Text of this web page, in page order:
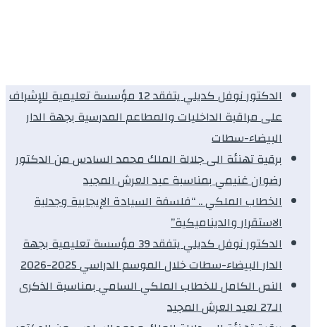
الدكتور نوفل كديلي يتفقد 12 مؤسسة تعليمية للإشراف
على مراقبة الداخليات والمطاعم المدرسية بجهة الدار
البيضاء-سطات
برقية تهنئة الى جلالة الملك محمد السادس من الدكتور
رضوان غنيمي بمناسبة عيد العرش المجيد
الخطاب الملكي .. “فلسفة السيادة الإيجابية وجدلية
الاستقرار والديناميكية”
الدكتور نوفل كديلي يتفقد 39 مؤسسة تعليمية بجهة
الدار البيضاء-سطات خلال الموسم الدراسي 2025-2026
النص الكامل للخطاب الملكي السامي بمناسبة الذكرى
الـ27 لعيد العرش المجيد